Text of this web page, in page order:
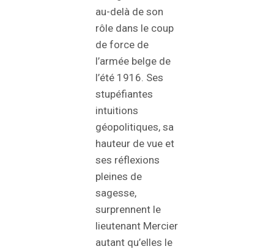
au-delà de son
rôle dans le coup
de force de
l’armée belge de
l’été 1916. Ses
stupéfiantes
intuitions
géopolitiques, sa
hauteur de vue et
ses réflexions
pleines de
sagesse,
surprennent le
lieutenant Mercier
autant qu’elles le